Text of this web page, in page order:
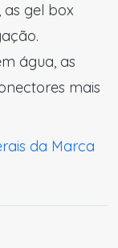
as gel box
água, as
mais
da Marca